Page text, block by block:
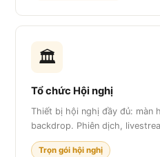
🏛️
Tổ chức Hội nghị
Thiết bị hội nghị đầy đủ: màn
backdrop. Phiên dịch,
Trọn gói hội nghị